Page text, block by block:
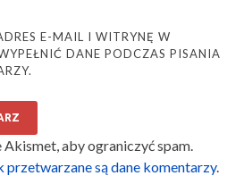
E-MAIL I WITRYNĘ W
DANE PODCZAS PISANIA
aby ograniczyć spam.
przetwarzane są dane komentarzy.